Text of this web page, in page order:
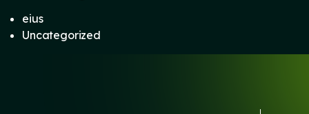
eius
Uncategorized